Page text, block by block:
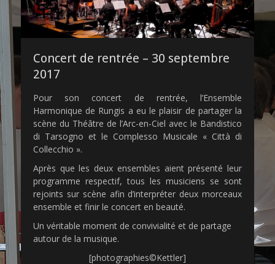
Concert de rentrée – 30 septembre
2017
Pour son concert de rentrée, l’Ensemble
Harmonique de Rungis a eu le plaisir de partager la
scène du Théâtre de l’Arc-en-Ciel avec le Bandistico
di Tarsogno et le Complesso Musicale « Città di
Collecchio ».
Après que les deux ensembles aient présenté leur
programme respectif, tous les musiciens se sont
rejoints sur scène afin d’interpréter deux morceaux
ensemble et finir le concert en beauté.
Un véritable moment de convivialité et de partage
autour de la musique.
[photographies©Kettler]